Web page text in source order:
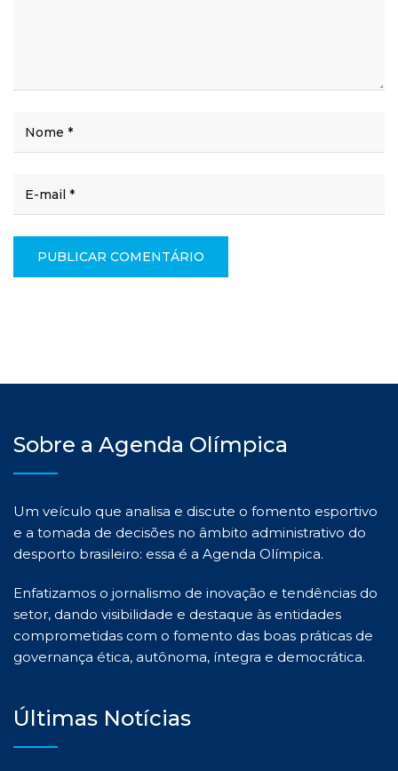
Sobre a Agenda Olímpica
Um veículo que analisa e discute o fomento esportivo
e a tomada de decisões no âmbito administrativo do
desporto brasileiro: essa é a Agenda Olímpica.
Enfatizamos o jornalismo de inovação e tendências do
setor, dando visibilidade e destaque às entidades
comprometidas com o fomento das boas práticas de
governança ética, autônoma, íntegra e democrática.
Últimas Notícias